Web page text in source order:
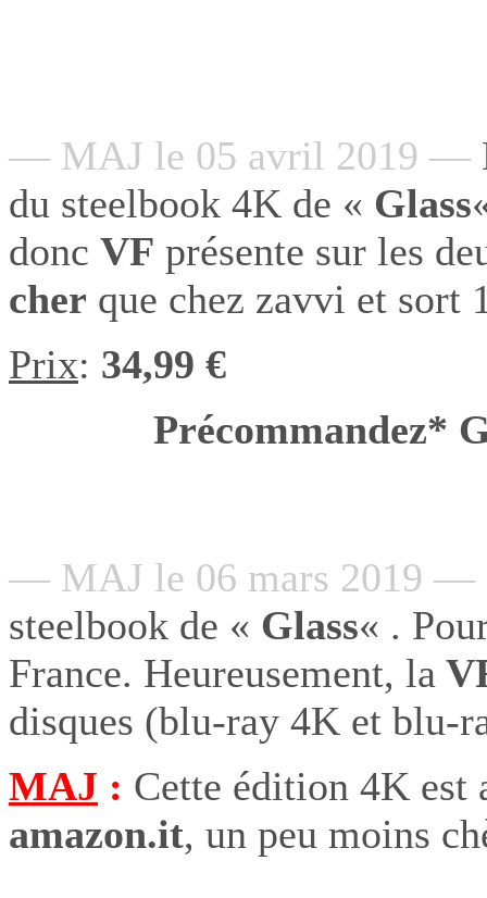
— MAJ le 05 avril 2019 —
du steelbook 4K de « Glass
donc VF présente sur les
cher que chez zavvi et sort
Prix: 34,99 €
Précommandez*
— MAJ le 06 mars 2019 —
steelbook de « Glass« .
France. Heureusement, la
disques (blu-ray 4K et blu-
MAJ : Cette édition 4K est
amazon.it, un peu moins